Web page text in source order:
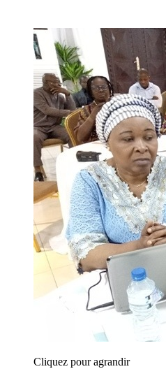
Cliquez pour agrandir